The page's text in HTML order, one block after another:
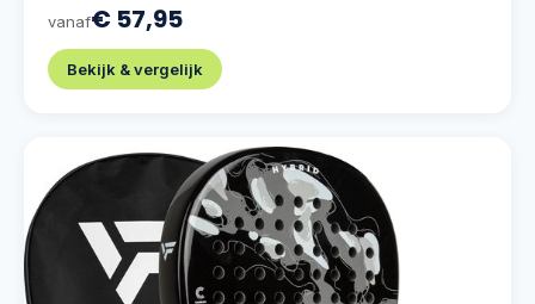
vanaf€ 57,95
Bekijk & vergelijk